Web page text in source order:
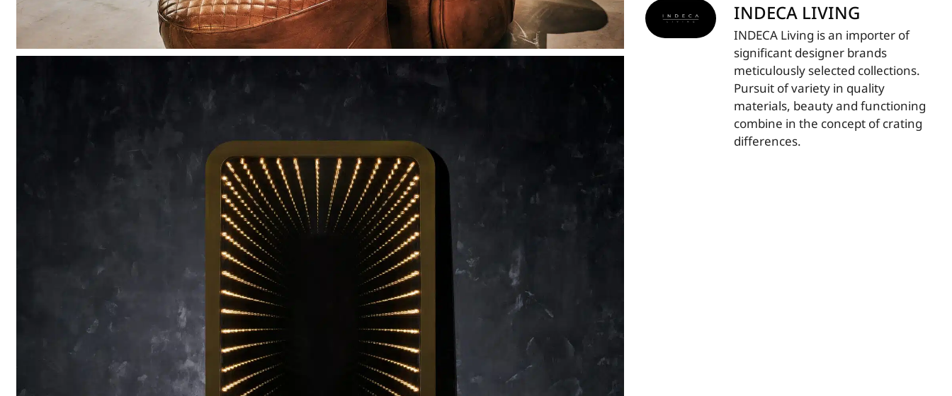
INDECA LIVING
INDECA Living is an importer of
significant designer brands
meticulously selected collections.
Pursuit of variety in quality
materials, beauty and functioning
combine in the concept of crating
differences.